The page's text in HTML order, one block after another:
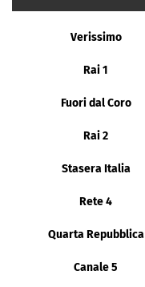
Verissimo
Rai 1
Fuori dal Coro
Rai 2
Stasera Italia
Rete 4
Quarta Repubblica
Canale 5